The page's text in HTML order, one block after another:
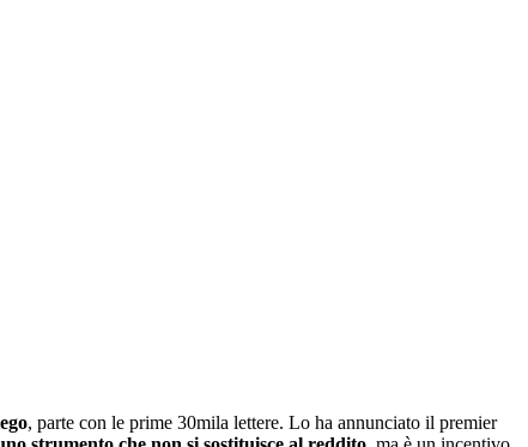
, parte con le prime 30mila lettere. Lo ha annunciato il premier